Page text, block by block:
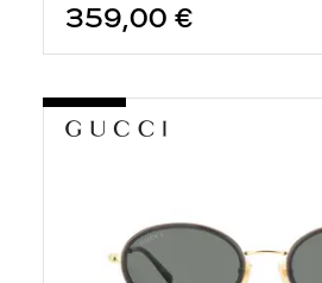
359,00 €